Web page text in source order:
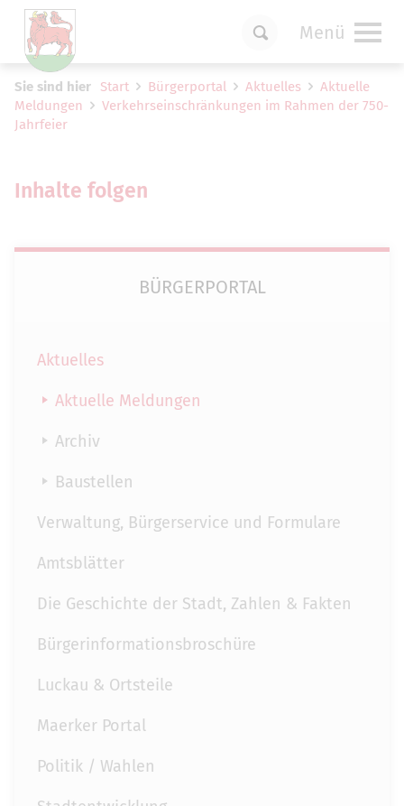
Menü
Sie sind hier Start Bürgerportal Aktuelles
Aktuelle
Meldungen
Verkehrseinschränkungen im Rahmen der 750-
Jahrfeier
Inhalte folgen
BÜRGERPORTAL
Aktuelles
Aktuelle Meldungen
Archiv
Baustellen
Verwaltung, Bürgerservice und Formulare
Amtsblätter
Die Geschichte der Stadt, Zahlen & Fakten
Bürgerinformationsbroschüre
Luckau & Ortsteile
Maerker Portal
Politik / Wahlen
vornehmen zu können wird die Berechtigung
fürfunktionale Cookiesin den Cookie-